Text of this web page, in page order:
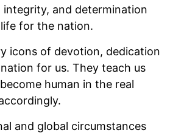
integrity, and determination
for the nation.
icons of devotion, dedication
for us. They teach us
human in the real
and global circumstances